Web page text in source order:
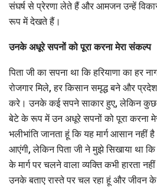
संघर्ष से प्रेरणा लेते हैं और आमजन उन्हें
रूप में देखते हैं।
उनके अधूरे सपनों को पूरा करना मेरा संकल्प
पिता जी का सपना था कि हरियाणा का हर
रोजगार मिले, हर किसान समृद्ध बने और
करे। उनके कई सपने साकार हुए, लेकिन
बेटे के रूप में उन अधूरे सपनों को पूरा करना
भलीभांति जानता हूं कि यह मार्ग आसान नहीं
आएंगी, लेकिन पिता जी ने मुझे सिखाया था
के मार्ग पर चलने वाला व्यक्ति कभी हारता
उनके बताए रास्ते पर चल रहा हूं और जीवन